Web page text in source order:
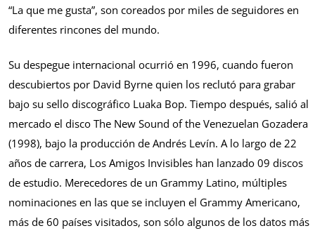
“La que me gusta”, son coreados por miles de seguidores en
diferentes rincones del mundo.
Su despegue internacional ocurrió en 1996, cuando fueron
descubiertos por David Byrne quien los reclutó para grabar
bajo su sello discográfico Luaka Bop. Tiempo después, salió al
mercado el disco The New Sound of the Venezuelan Gozadera
(1998), bajo la producción de Andrés Levín. A lo largo de 22
años de carrera, Los Amigos Invisibles han lanzado 09 discos
de estudio. Merecedores de un Grammy Latino, múltiples
nominaciones en las que se incluyen el Grammy Americano,
más de 60 países visitados, son sólo algunos de los datos más